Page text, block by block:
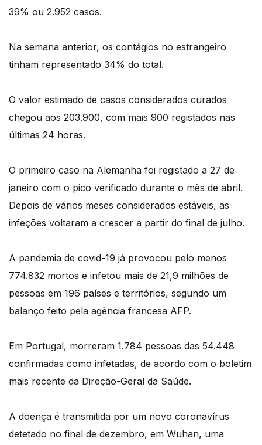
39% ou 2.952 casos.
Na semana anterior, os contágios no estrangeiro
tinham representado 34% do total.
O valor estimado de casos considerados curados
chegou aos 203.900, com mais 900 registados nas
últimas 24 horas.
O primeiro caso na Alemanha foi registado a 27 de
janeiro com o pico verificado durante o mês de abril.
Depois de vários meses considerados estáveis, as
infeções voltaram a crescer a partir do final de julho.
A pandemia de covid-19 já provocou pelo menos
774.832 mortos e infetou mais de 21,9 milhões de
pessoas em 196 países e territórios, segundo um
balanço feito pela agência francesa AFP.
Em Portugal, morreram 1.784 pessoas das 54.448
confirmadas como infetadas, de acordo com o boletim
mais recente da Direção-Geral da Saúde.
A doença é transmitida por um novo coronavírus
detetado no final de dezembro, em Wuhan, uma